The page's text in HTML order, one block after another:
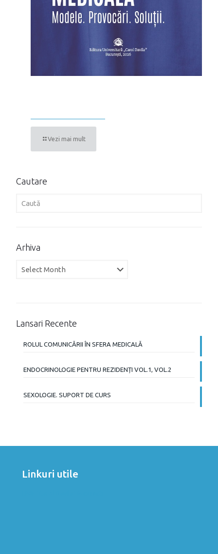
Vezi mai mult
Cautare
Arhiva
Arhiva
Lansari Recente
ROLUL COMUNICĂRII ÎN SFERA MEDICALĂ
ENDOCRINOLOGIE PENTRU REZIDENȚI VOL.1, VOL.2
SEXOLOGIE. SUPORT DE CURS
Linkuri utile